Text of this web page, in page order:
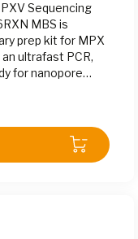
Sequencing
MBS is
prep kit for MPX
ultrafast PCR,
for nanopore